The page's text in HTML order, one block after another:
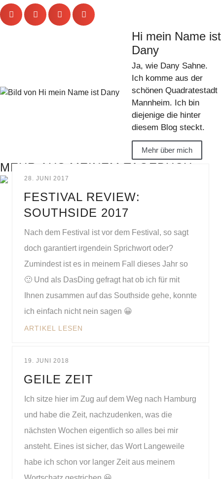
Hi mein Name ist
Dany
Ja, wie Dany Sahne.
Ich komme aus der
schönen Quadratestadt
Mannheim. Ich bin
diejenige die hinter
diesem Blog steckt.
Mehr über mich
MEHR AUS MEINEM TAGEBUCH
28. JUNI 2017
FESTIVAL REVIEW:
SOUTHSIDE 2017
Nach dem Festival ist vor dem Festival, so sagt
doch garantiert irgendein Sprichwort oder?
Zumindest ist es in meinem Fall dieses Jahr so
🙂 Und als DasDing gefragt hat ob ich für mit
Ihnen zusammen auf das Southside gehe, konnte
ich einfach nicht nein sagen 😀
ARTIKEL LESEN
19. JUNI 2018
GEILE ZEIT
Ich sitze hier im Zug auf dem Weg nach Hamburg
und habe die Zeit, nachzudenken, was die
nächsten Wochen eigentlich so alles bei mir
ansteht. Eines ist sicher, das Wort Langeweile
habe ich schon vor langer Zeit aus meinem